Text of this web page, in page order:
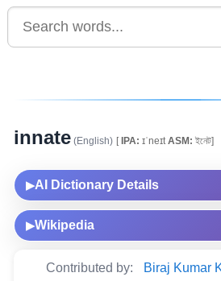
innate (English) [IPA: ɪˈneɪt ASM: ইনেট]
▶AI Dictionary Details
▶Wikipedia
Contributed by: Biraj Kumar